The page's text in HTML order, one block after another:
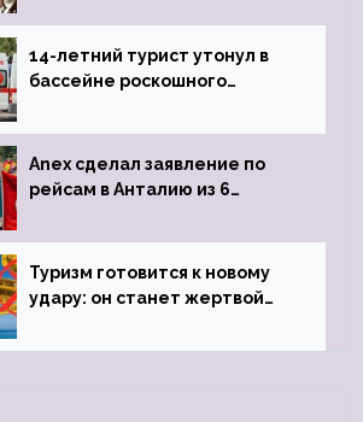
задержке рейса
14-летний турист утонул в
бассейне роскошного
Anex сделал заявление по
рейсам в Анталию из 6
Туризм готовится к новому
удару: он станет жертвой